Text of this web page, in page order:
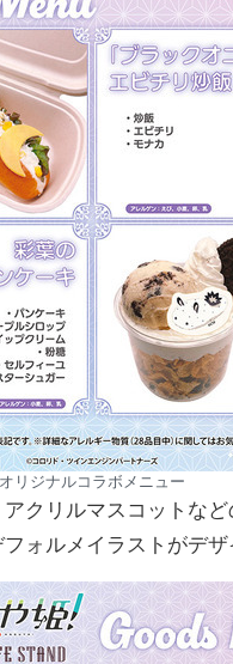
オリジナルコラボメニュー
クリルマスコットな
ォルメイラストがデザ